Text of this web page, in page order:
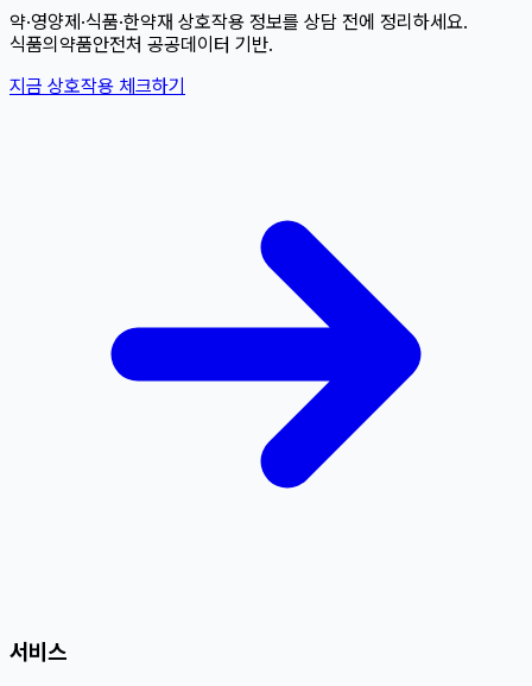
약·영양제·식품·한약재 상호작용 정보를 상담 전에 정리하세요.
식품의약품안전처 공공데이터 기반.
지금 상호작용 체크하기
서비스